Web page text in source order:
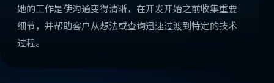
她的工作是使沟通变得清晰，在开发开始之前收集重要
细节，并帮助客户从想法或查询迅速过渡到特定的技术
过程。